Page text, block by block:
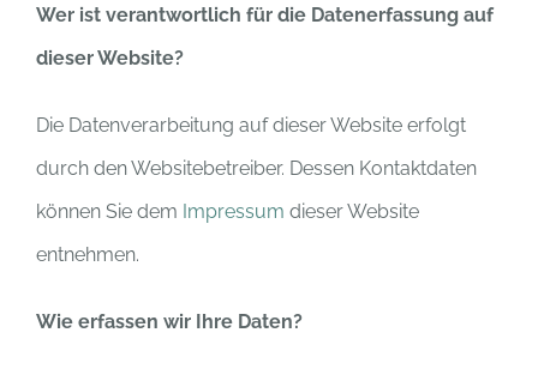
Wer ist verantwortlich für die Datenerfassung auf
dieser Website?
Die Datenverarbeitung auf dieser Website erfolgt
durch den Websitebetreiber. Dessen Kontaktdaten
können Sie dem Impressum dieser Website
entnehmen.
Wie erfassen wir Ihre Daten?